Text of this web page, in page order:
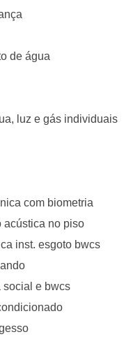
de água
luz e gás individuais
com biometria
acústica no piso
inst. esgoto bwcs
social e bwcs